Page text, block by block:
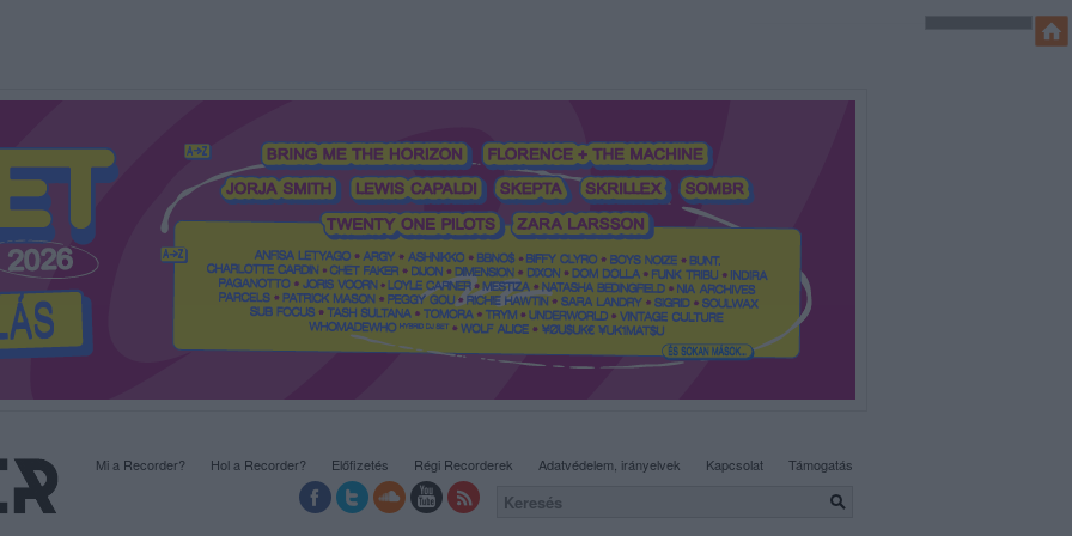
Mi a Recorder? Hol a Recorder? Előfizetés Régi Recorderek Adatvédelem, irányelvek Kapcsolat Támogatás